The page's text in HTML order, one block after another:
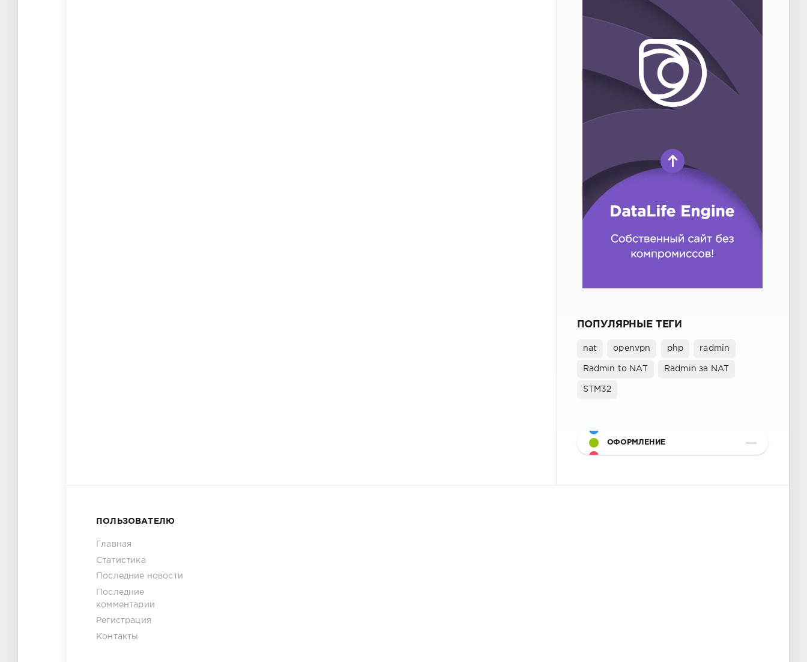
ПОПУЛЯРНЫЕ ТЕГИ
nat openvpn php radmin
Radmin to NAT Radmin за NAT
STM32
ОФОРМЛЕНИЕ
ПОЛЬЗОВАТЕЛЮ
Главная
Статистика
Последние новости
Последние
комментарии
Регистрация
Контакты